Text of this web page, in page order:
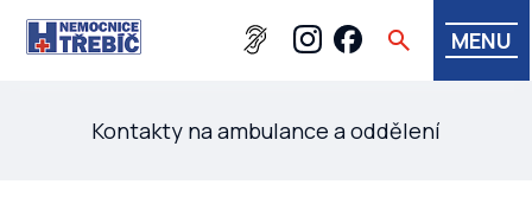
MENU
Kontakty na ambulance a oddělení